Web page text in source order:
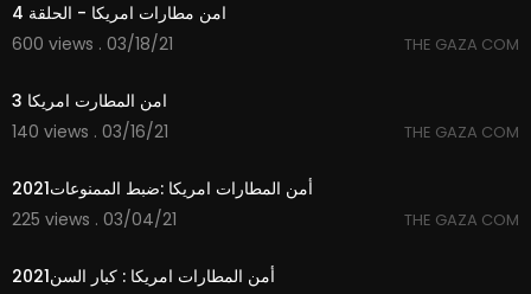
امن مطارات امريكا - الحلقة 4
600 views . 03/18/21
THE GAZA COM
امن المطارت امريكا 3
140 views . 03/16/21
THE GAZA COM
أمن المطارات امريكا :ضبط الممنوعات2021
225 views . 03/04/21
THE GAZA COM
أمن المطارات امريكا : كبار السن2021